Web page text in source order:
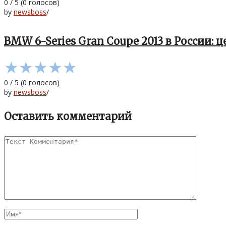
0 / 5 (0 голосов)
by newsboss/
BMW 6-Series Gran Coupe 2013 в
★★★★★
0 / 5 (0 голосов)
by newsboss/
Оставить комментарий